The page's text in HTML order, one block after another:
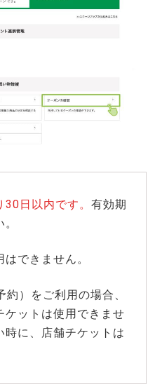
30日以内です。有効期
できません。
約）をご利用の場合、
ケットは使用できませ
時に、店舗チケットは